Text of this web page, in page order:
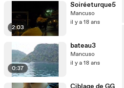
2:03
Soiréeturque5
Mancuso
il y a 18 ans
0:37
bateau3
Mancuso
il y a 18 ans